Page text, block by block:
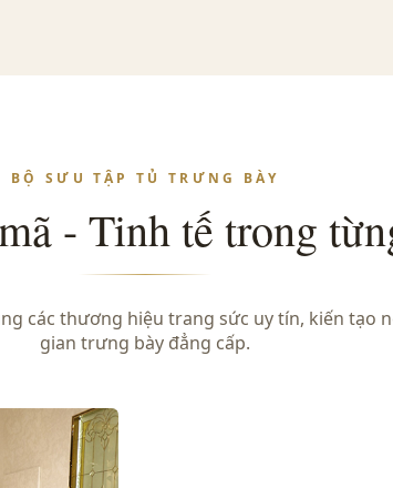
BỘ SƯU TẬP TỦ TRƯNG BÀY
- Tinh tế trong
các thương hiệu trang sức uy tín, kiến tạo
gian trưng bày đẳng cấp.